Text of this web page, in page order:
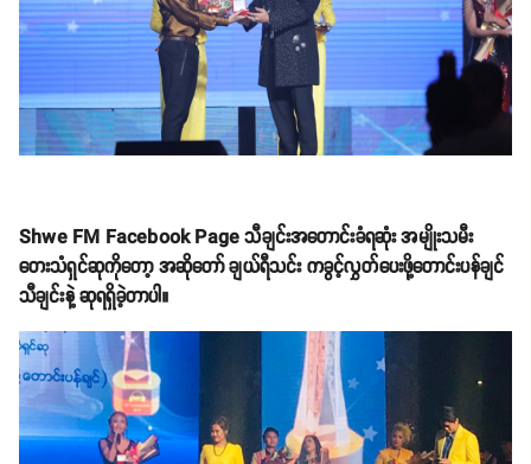
Shwe FM Facebook Page သီချင်းအတောင်းခံရဆုံး အမျိုးသမီး
တေးသံရှင်ဆုကိုတော့ အဆိုတော် ချယ်ရီသင်း ကခွင့်လွှတ်ပေးဖို့တောင်းပန်ချင်
သီချင်းနဲ့ ဆုရရှိခဲ့တာပါ။